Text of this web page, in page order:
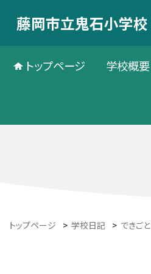
藤岡市立鬼石小学校
トップページ 学校概要
トップページ > 学校日記 > できごと